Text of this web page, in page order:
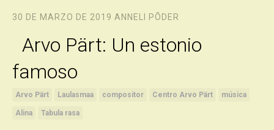
30 DE MARZO DE 2019 ANNELI PÕDER
Arvo Pärt: Un estonio
famoso
Arvo Pärt Laulasmaa compositor Centro Arvo Pärt música
Alina Tabula rasa